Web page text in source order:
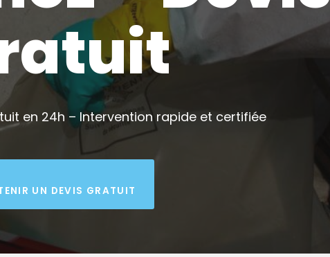
en 24h – Intervention rapide et certifiée
UN DEVIS GRATUIT